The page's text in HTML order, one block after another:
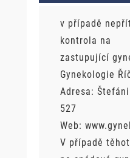
v případě
kontrola na
zastupující
Gynekologie
Adresa:
527
Web:
V případě